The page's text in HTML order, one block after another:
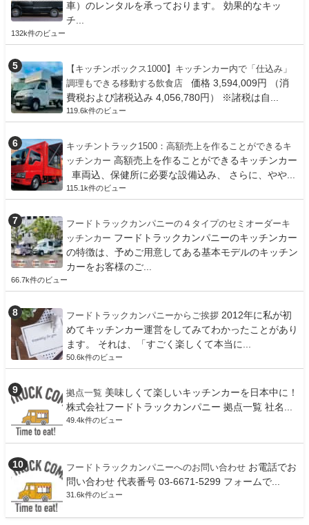
車）のレンタルを承っております。 効果的なキッ
チ...
132k件のビュー
【キッチンボックス1000】キッチンカー内で「仕込み」
調理もできる移動する飲食店
価格 3,594,009円 （消
費税および諸税込み 4,056,780円） ※諸税は自...
119.6k件のビュー
キッチントラック1500：高額売上を作ることができるキ
ッチンカー 高額売上を作ることができるキッチンカー
車両込、保健所に必要な設備込み、 さらに、やや...
115.1k件のビュー
フードトラックカンパニーの４タイプのセミオーダーキ
ッチンカー フードトラックカンパニーのキッチンカー
の特徴は、予めご用意してある基本モデルのキッチン
カーをお客様のご...
66.7k件のビュー
フードトラックカンパニーからご挨拶 2012年に私が初
めてキッチンカー運営をしてみてわかったことがあり
ます。 それは、「すごく楽しくて本当に...
50.6k件のビュー
拠点一覧 美味しくて楽しいキッチンカーを日本中に！
株式会社フードトラックカンパニー 拠点一覧 社名...
49.4k件のビュー
フードトラックカンパニーへのお問い合わせ お電話でお
問い合わせ 代表番号 03-6671-5299 フォームで...
31.6k件のビュー